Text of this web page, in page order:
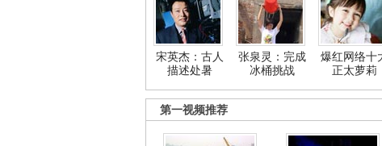
宋英杰：古人
描述处暑
张泉灵：完成
冰桶挑战
爆红网络十
正太萝莉
第一视频推荐